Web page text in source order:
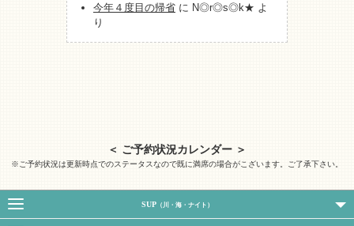
今年４度目の帰省 に N◎r◎s◎k★ よ
り
＜ ご予約状況カレンダー ＞
※ご予約状況は更新時点でのステータスなので既に満席の場合がこざいます。ご了承下さい。
SUP（川・海・ナイト）